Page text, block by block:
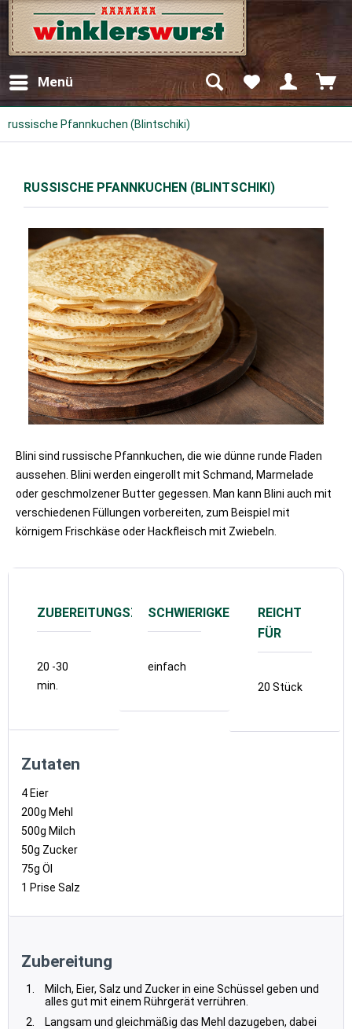
Menü
russische Pfannkuchen (Blintschiki)
RUSSISCHE PFANNKUCHEN (BLINTSCHIKI)
Blini sind russische Pfannkuchen, die wie dünne runde Fladen
aussehen. Blini werden eingerollt mit Schmand, Marmelade
oder geschmolzener Butter gegessen. Man kann Blini auch mit
verschiedenen Füllungen vorbereiten, zum Beispiel mit
körnigem Frischkäse oder Hackfleisch mit Zwiebeln.
ZUBEREITUNGSZEIT
20 -30
min.
SCHWIERIGKEIT
einfach
REICHT
FÜR
20 Stück
Zutaten
4 Eier
200g Mehl
500g Milch
50g Zucker
75g Öl
1 Prise Salz
Zubereitung
Milch, Eier, Salz und Zucker in eine Schüssel geben und
alles gut mit einem Rührgerät verrühren.
Langsam und gleichmäßig das Mehl dazugeben, dabei